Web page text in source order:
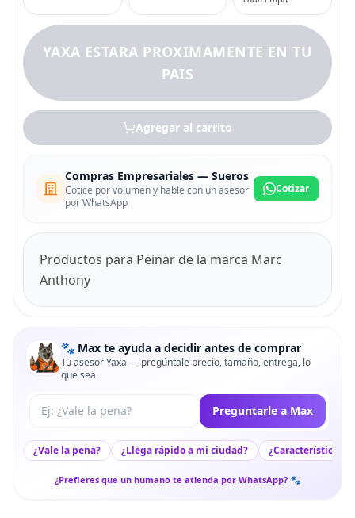
YAXA ESTARA PROXIMAMENTE EN TU
PAIS
Agregar al carrito
Compras Empresariales — Sueros
Cotice por volumen y hable con un asesor
por WhatsApp
Cotizar
Productos para Peinar de la marca Marc
Anthony
🐾 Max te ayuda a decidir antes de comprar
Tu asesor Yaxa — pregúntale precio, tamaño, entrega, lo
que sea.
Tu pregunta a Max Preguntarle a Max
¿Vale la pena? ¿Llega rápido a mi ciudad? ¿Características
¿Prefieres que un humano te atienda por WhatsApp? 🐾